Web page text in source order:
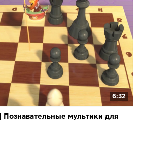
6:32
мультики для